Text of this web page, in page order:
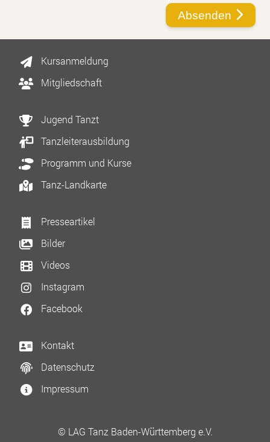
Absenden
Kursanmeldung
Mitgliedschaft
Jugend Tanzt
Tanzleiterausbildung
Programm und Kurse
Tanz-Landkarte
Presseartikel
Bilder
Videos
Instagram
Facebook
Kontakt
Datenschutz
Impressum
© LAG Tanz Baden-Württemberg e.V.